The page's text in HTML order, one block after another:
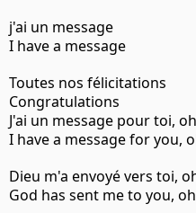
j'ai un message
I have a message
Toutes nos félicitations
Congratulations
J'ai un message pour toi, oh
I have a message for you,
Dieu m'a envoyé vers toi,
God has sent me to you, oh